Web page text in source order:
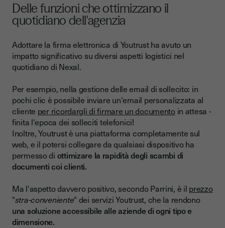
Delle funzioni che ottimizzano il
quotidiano dell'agenzia
Adottare la firma elettronica di Youtrust ha avuto un
impatto significativo su diversi aspetti logistici nel
quotidiano di Nexal.
Per esempio, nella gestione delle email di sollecito: in
pochi clic è possibile inviare un'email personalizzata al
cliente per ricordargli di firmare un documentoin attesa -
finita l'epoca dei solleciti telefonici!
Inoltre, Youtrust è una piattaforma completamente sul
web, e il potersi collegare da qualsiasi dispositivo ha
permesso di ottimizare la rapidità degli scambi di
documenti coi clienti.
Ma l'aspetto davvero positivo, secondo Parrini, è il prezzo
"stra-conveniente" dei servizi Youtrust, che la rendono
una soluzione accessibile alle aziende di ogni tipo e
dimensione.